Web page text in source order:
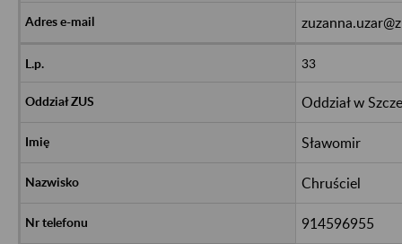
33
Oddział w
Sławomir
Chruściel
914596955